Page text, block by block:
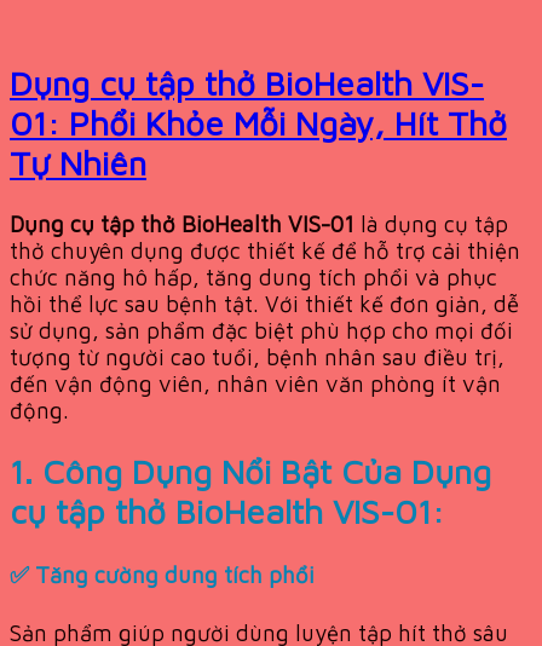
Dụng cụ tập thở BioHealth VIS-
01: Phổi Khỏe Mỗi Ngày, Hít Thở
Tự Nhiên
Dụng cụ tập thở BioHealth VIS-01 là dụng cụ tập
thở chuyên dụng được thiết kế để hỗ trợ cải thiện
chức năng hô hấp, tăng dung tích phổi và phục
hồi thể lực sau bệnh tật. Với thiết kế đơn giản, dễ
sử dụng, sản phẩm đặc biệt phù hợp cho mọi đối
tượng từ người cao tuổi, bệnh nhân sau điều trị,
đến vận động viên, nhân viên văn phòng ít vận
động.
1. Công Dụng Nổi Bật Của Dụng
cụ tập thở BioHealth VIS-01:
✅ Tăng cường dung tích phổi
Sản phẩm giúp người dùng luyện tập hít thở sâu